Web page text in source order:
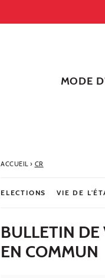
MODE
ACCUEIL› CR
ELECTIONS VIE DE
BULLETIN DE
EN COMMUN